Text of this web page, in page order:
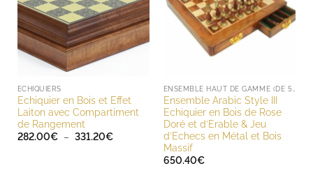
ECHIQUIERS
Echiquier en Bois et Effet
Laiton avec Compartiment
de Rangement
282.00€ – 331.20€Plage
Ensemble Arabic Style III
Echiquier en Bois de Rose
Doré et d’Erable & Jeu
d’Echecs en Métal et Bois
Massif
650.40€